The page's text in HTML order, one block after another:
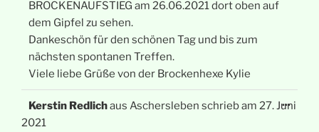
BROCKENAUFSTIEG am 26.06.2021 dort oben auf
dem Gipfel zu sehen.
Dankeschön für den schönen Tag und bis zum
nächsten spontanen Treffen.
Viele liebe Grüße von der Brockenhexe Kylie
Kerstin Redlichaus Aschersleben schrieb am 27. Juni
2021
...Diese